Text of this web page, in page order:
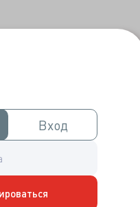
Вход
Вход